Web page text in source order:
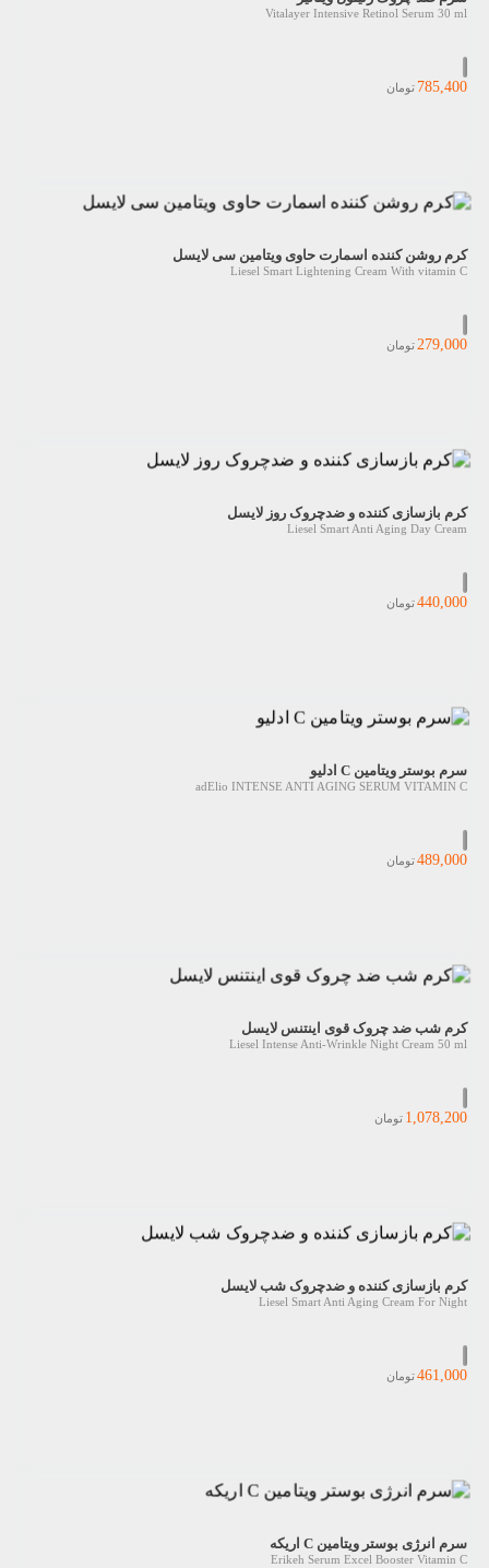
Vitalayer Intensive Retinol Serum 30 ml
785,400 تومان
کرم روشن کننده اسمارت حاوی ویتامین سی لایسل
Liesel Smart Lightening Cream With vitamin C
279,000تومان
کرم بازسازی کننده و ضدچروک روز لایسل
Liesel Smart Anti Aging Day Cream
440,000تومان
سرم بوستر ویتامین C ادلیو
adElio INTENSE ANTI AGING SERUM VITAMIN C
489,000تومان
کرم شب ضد چروک قوی اینتنس لایسل
Liesel Intense Anti-Wrinkle Night Cream 50 ml
1,078,200 تومان
کرم بازسازی کننده و ضدچروک شب لایسل
Liesel Smart Anti Aging Cream For Night
461,000تومان
سرم انرژی بوستر ویتامین C اریکه
Erikeh Serum Excel Booster Vitamin C